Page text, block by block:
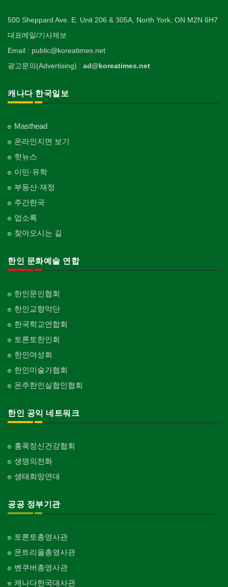
500 Sheppard Ave. E. Unit 206 & 305A, North York, ON M2N 6H7
대표메일/기사제보
Email : public@koreatimes.net
광고문의(Advertising) : ad@koreatimes.net
캐나다 한국일보
Masthead
온라인지면 보기
핫뉴스
이민·유학
부동산·재정
주간한국
업소록
찾아오시는 길
한인 문화예술 연합
한인문인협회
한인교향악단
한국학교연합회
토론토한인회
한인여성회
한인미술가협회
온주한인실협인협회
한인 공익 네트워크
홍푹정신건강협회
생명의전화
생태희망연대
공공 정부기관
토론토총영사관
몬트리올총영사관
벤쿠버총영사관
캐나다한국대사관